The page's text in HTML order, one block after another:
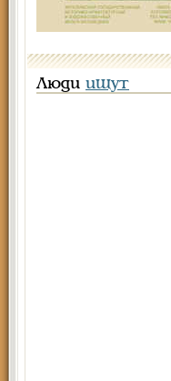
Люди ищут